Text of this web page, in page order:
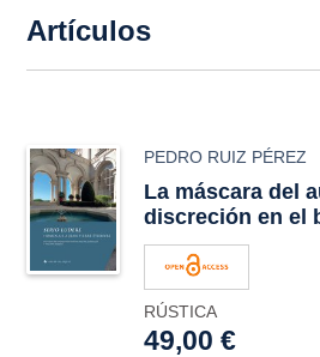
Artículos
PEDRO RUIZ PÉREZ
La máscara del
discreción en el
RÚSTICA
49,00 €